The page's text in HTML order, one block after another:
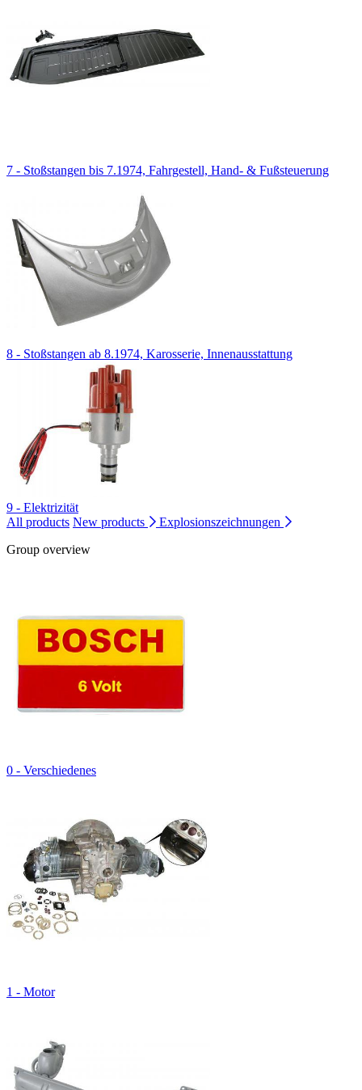
7 - Stoßstangen bis 7.1974, Fahrgestell, Hand- & Fußsteuerung
8 - Stoßstangen ab 8.1974, Karosserie, Innenausstattung
9 - Elektrizität
All products New products
Explosionszeichnungen
Group overview
0 - Verschiedenes
1 - Motor